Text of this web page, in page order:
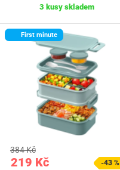
3 kusy skladem
First minute
219 Kč
384 Kč
-43 %